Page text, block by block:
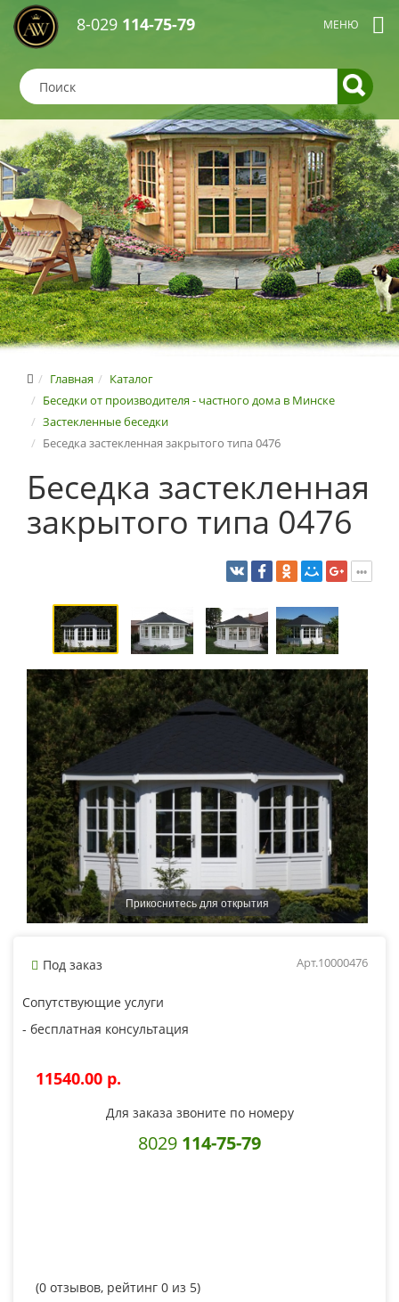
8-029 114-75-79
Главная
Каталог
Беседки от производителя - частного дома в Минске
Застекленные беседки
Беседка застекленная закрытого типа 0476
Беседка застекленная
закрытого типа 0476
Прикоснитесь для открытия
Под заказ Арт.10000476
Сопутствующие услуги
- бесплатная консультация
11540.00 p.
Для заказа звоните по номеру
8029 114-75-79
(0 отзывов, рейтинг 0 из 5)